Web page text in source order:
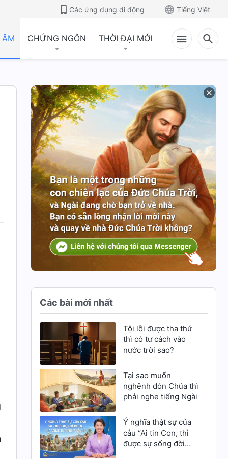
Các ứng dụng di động Tiếng Việt
CHỨNG NGÔN THỜI ĐẠI MỚI
Các bài mới nhất
Tội lỗi được tha thứ
thì có tư cách vào
nước trời sao?
Tại sao muốn
nghênh đón Chúa thì
phải nghe tiếng Ngài
Ý nghĩa thật sự của
câu “Ai tin Con, thì
được sự sống đời